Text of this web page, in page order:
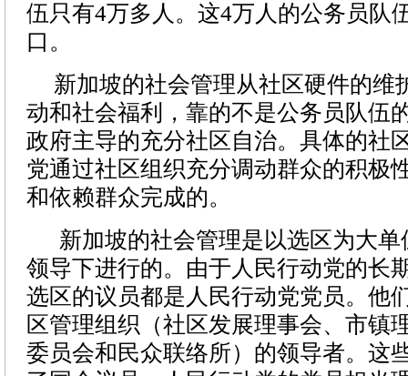
伍只有4万多人。这4万人的公务员队
口。
新加坡的社会管理从社区硬件的维
动和社会福利，靠的不是公务员队伍
政府主导的充分社区自治。具体的社
党通过社区组织充分调动群众的积极
和依赖群众完成的。
新加坡的社会管理是以选区为大
领导下进行的。由于人民行动党的长
选区的议员都是人民行动党党员。他
区管理组织（社区发展理事会、市镇
委员会和民众联络所）的领导者。这